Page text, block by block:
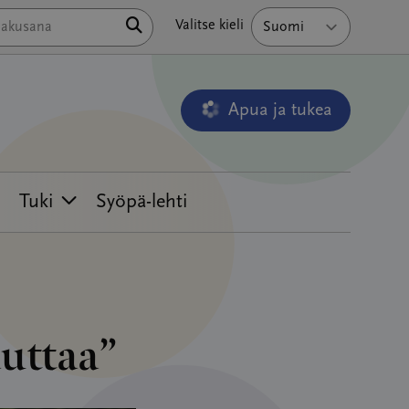
Hae Valitse kieli
Apua ja tukea
Avautuu uudessa
Tuki Syöpä-lehti